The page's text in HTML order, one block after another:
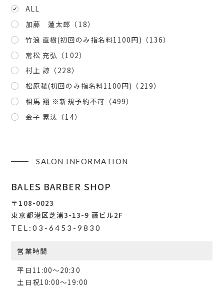
ALL
加藤 蓮太郎 （18）
竹浪 直樹(初回のみ指名料1100円) （136）
常松 充弘 （102）
村上 諒 （228）
松原稜(初回のみ指名料1100円) （219）
相馬 翔 ※新規予約不可 （499）
金子 晃汰 （14）
SALON INFORMATION
BALES BARBER SHOP
〒108-0023
東京都港区芝浦3-13-9 藤ビル2F
TEL:03-6453-9830
営業時間
平日11:00〜20:30
土日祝10:00〜19:00